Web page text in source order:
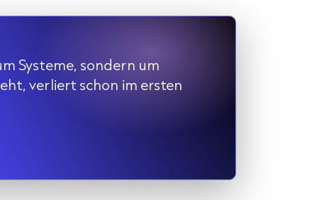
Systeme, sondern um
verliert schon im ersten